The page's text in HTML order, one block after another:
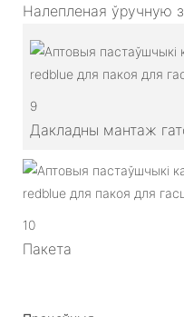
Налепленая ўручную
9
Дакладны мантаж
10
Пакета